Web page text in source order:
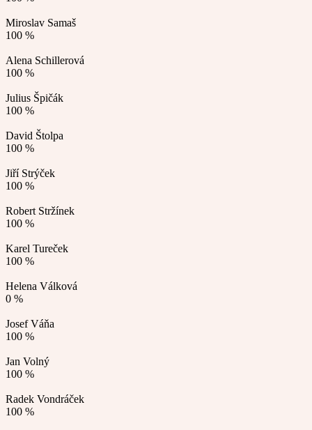
Miroslav Samaš
100 %
Alena Schillerová
100 %
Julius Špičák
100 %
David Štolpa
100 %
Jiří Strýček
100 %
Robert Stržínek
100 %
Karel Tureček
100 %
Helena Válková
0 %
Josef Váňa
100 %
Jan Volný
100 %
Radek Vondráček
100 %